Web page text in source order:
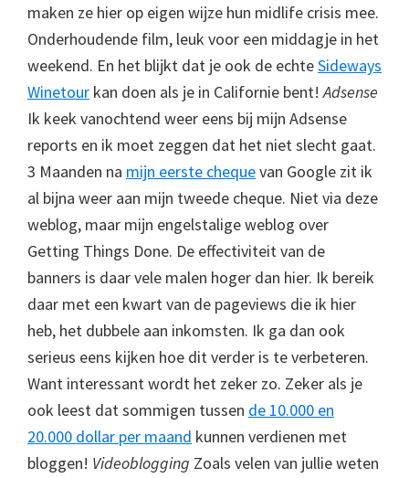
maken ze hier op eigen wijze hun midlife crisis mee.
Onderhoudende film, leuk voor een middagje in het
weekend. En het blijkt dat je ook de echteSideways
Winetour kan doen als je in Californie bent!Adsense
Ik keek vanochtend weer eens bij mijn Adsense
reports en ik moet zeggen dat het niet slecht gaat.
3 Maanden na mijn eerste chequevan Google zit ik
al bijna weer aan mijn tweede cheque. Niet via deze
weblog, maar mijn engelstalige weblog over
Getting Things Done. De effectiviteit van de
banners is daar vele malen hoger dan hier. Ik bereik
daar met een kwart van de pageviews die ik hier
heb, het dubbele aan inkomsten. Ik ga dan ook
serieus eens kijken hoe dit verder is te verbeteren.
Want interessant wordt het zeker zo. Zeker als je
ook leest dat sommigen tussen de 10.000 en
20.000 dollar per maand kunnen verdienen met
bloggen! Videoblogging Zoals velen van jullie weten